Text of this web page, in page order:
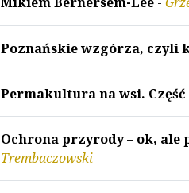
Poznańskie wzgórza, czyli
Permakultura na wsi. Część
Ochrona przyrody – ok,
Trembaczowski